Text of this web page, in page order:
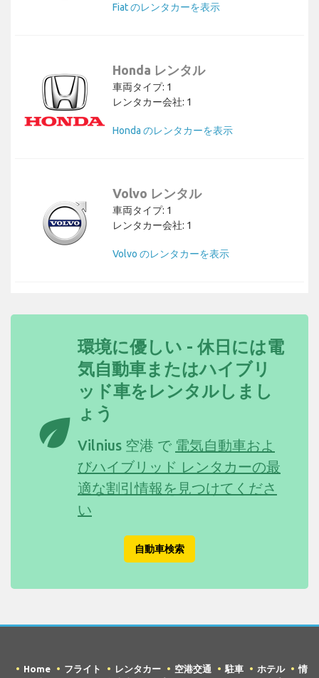
Fiat のレンタカーを表示
Honda レンタル
車両タイプ: 1
レンタカー会社: 1
Honda のレンタカーを表示
Volvo レンタル
車両タイプ: 1
レンタカー会社: 1
Volvo のレンタカーを表示
eco
環境に優しい - 休日には電
気自動車またはハイブリ
ッド車をレンタルしまし
ょう
Vilnius 空港 で 電気自動車およ
びハイブリッド レンタカーの最
適な割引情報を見つけてくださ
い
自動車検索
Home フライト レンタカー 空港交通 駐車 ホテル
情